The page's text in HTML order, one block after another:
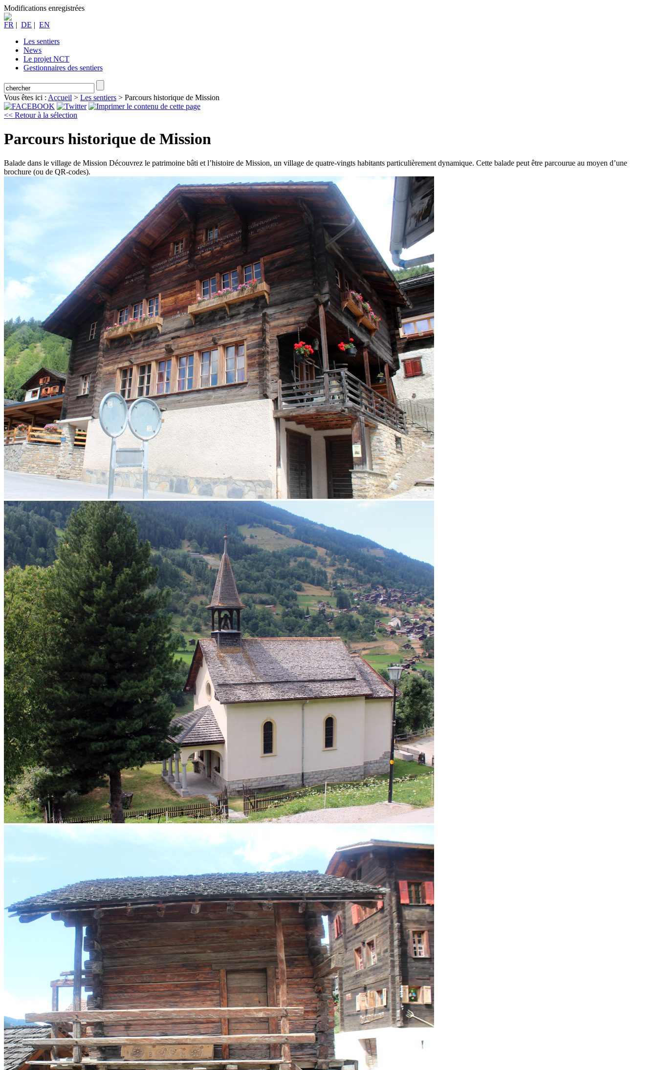
Modifications enregistrées
FR | DE | EN
Les sentiers
News
Le projet NCT
Gestionnaires des sentiers
Vous êtes ici : Accueil > Les sentiers > Parcours historique de Mission
<< Retour à la sélection
Parcours historique de Mission
Balade dans le village de Mission Découvrez le patrimoine bâti et l’histoire de Mission, un village de quatre-vingts habitants particulièrement dynamique. Cette balade peut être parcourue au moyen d’une
brochure (ou de QR-codes).